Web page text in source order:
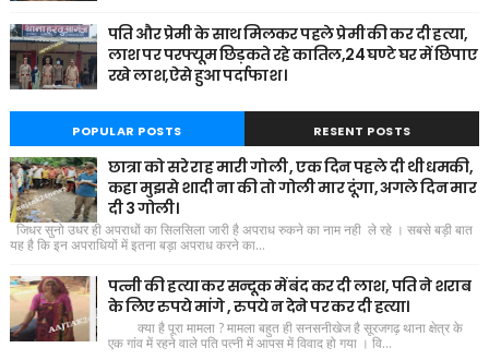
पति और प्रेमी के साथ मिलकर पहले प्रेमी की कर दी हत्या,
लाश पर परफ्यूम छिड़कते रहे कातिल,24 घण्टे घर में छिपाए
रखे लाश,ऐसे हुआ पर्दाफाश ।
POPULAR POSTS RESENT POSTS
छात्रा को सरे राह मारी गोली , एक दिन पहले दी थी धमकी,
कहा मुझसे शादी ना की तो गोली मार दूंगा, अगले दिन मार
दी 3 गोली।
जिधर सुनो उधर ही अपराधों का सिलसिला जारी है अपराध रुकने का नाम नही ले रहे । सबसे बड़ी बात
यह है कि इन अपराधियों में इतना बड़ा अपराध करने का...
पत्नी की हत्या कर सन्दूक में बंद कर दी लाश, पति ने शराब
के लिए रुपये मांगे , रुपये न देने पर कर दी हत्या।
क्या है पूरा मामला ? मामला बहुत ही सनसनीखेज है सूरजगढ़ थाना क्षेत्र के
एक गांव में रहने वाले पति पत्नी में आपस में विवाद हो गया । वि...